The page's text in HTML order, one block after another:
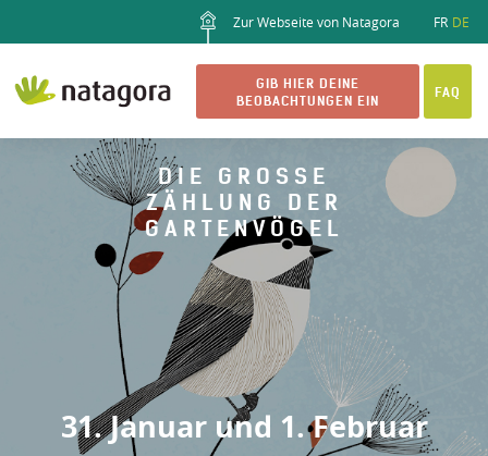
Zur Webseite von Natagora FR DE
GIB HIER DEINE
BEOBACHTUNGEN EIN
FAQ
DIE GROSSE Z
ÄHLUNG DER G
ARTENVÖGEL
31. Januar und 1. Februar